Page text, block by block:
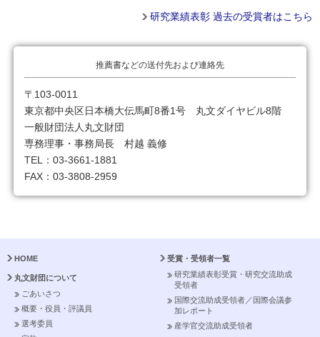
研究業績表彰 過去の受賞者はこちら
推薦書などの送付先および連絡先
〒103-0011
東京都中央区日本橋大伝馬町8番1号 丸文ダイヤビル8階
一般財団法人丸文財団
専務理事・事務局長 村越 義修
TEL：03-3661-1881
FAX：03-3808-2959
HOME
丸文財団について
ごあいさつ
概要・役員・評議員
選考委員
受賞・受領者一覧
研究業績表彰受賞・研究交流助成
受領者
国際交流助成受領者／国際会議参
加レポート
産学官交流助成受領者